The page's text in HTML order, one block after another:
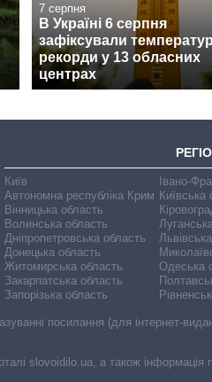
7 серпня
В Україні 6 серпня
зафіксували
рекорди у 13 обласних
центрах
Київ
Автономна республіка Крим
Вінницька область
Волинська область
Дніпропетровська область
Донецька область
Житомирська область
Закарпатська область
Запорізька область
Івано-
Київська
Одеська
посилання (для інтернет-
slovoidilo.ua, а також